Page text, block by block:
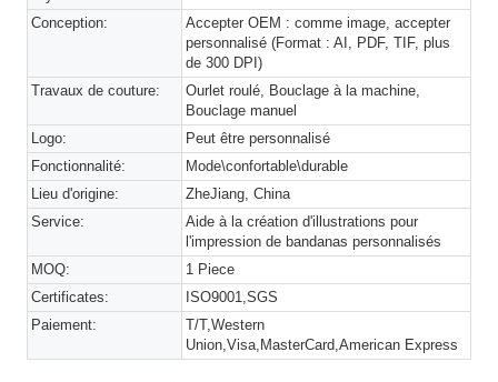
Conception:
Accepter OEM : comme image, accepter
personnalisé (Format : AI, PDF, TIF, plus
de 300 DPI)
Travaux de couture:
Ourlet roulé, Bouclage à la machine,
Bouclage manuel
Logo:
Peut être personnalisé
Fonctionnalité:
Mode\confortable\durable
Lieu d'origine:
ZheJiang, China
Service:
Aide à la création d'illustrations pour
l'impression de bandanas personnalisés
MOQ:
1 Piece
Certificates:
ISO9001,SGS
Paiement:
T/T,Western
Union,Visa,MasterCard,American Express